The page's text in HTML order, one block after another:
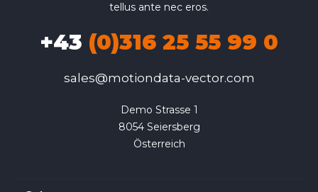
tellus ante nec eros.
+43 (0)316 25 55 99 0
sales@motiondata-vector.com
Demo Strasse 1
8054 Seiersberg
Österreich